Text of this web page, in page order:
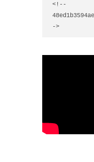
<!--
->